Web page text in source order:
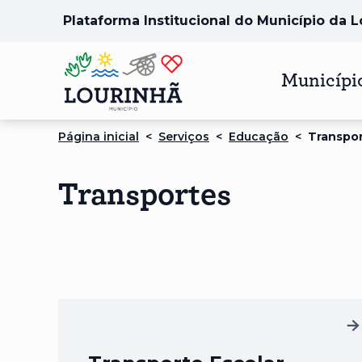
Plataforma Institucional do Município da
Página inicial < Serviços < Educação <
Transportes